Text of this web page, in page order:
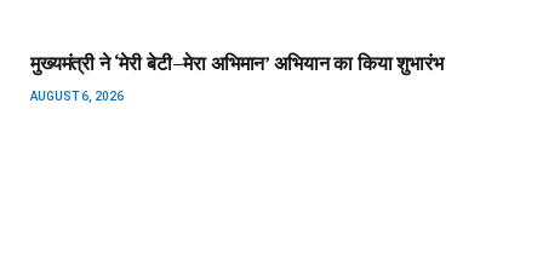
मुख्यमंत्री ने ‘मेरी बेटी–मेरा अभिमान’ अभियान का किया शुभारंभ
AUGUST 6, 2026